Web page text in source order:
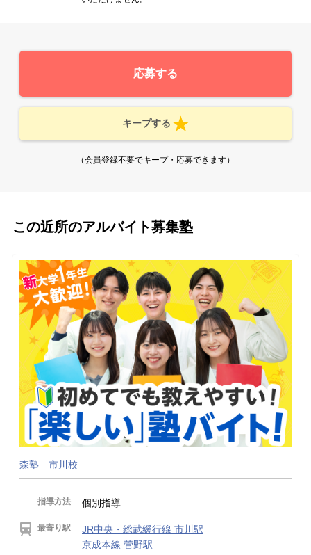
応募する
キープする
（会員登録不要でキープ・応募できます）
この近所のアルバイト募集塾
森塾 市川校
指導方法 個別指導
最寄り駅
JR中央・総武緩行線 市川駅
京成本線 菅野駅